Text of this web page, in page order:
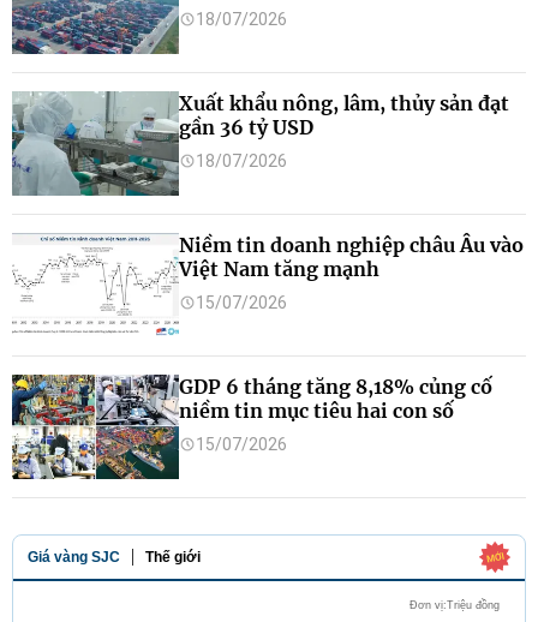
18/07/2026
Xuất khẩu nông, lâm, thủy sản đạt
gần 36 tỷ USD
18/07/2026
Niềm tin doanh nghiệp châu Âu vào
Việt Nam tăng mạnh
15/07/2026
GDP 6 tháng tăng 8,18% củng cố
niềm tin mục tiêu hai con số
15/07/2026